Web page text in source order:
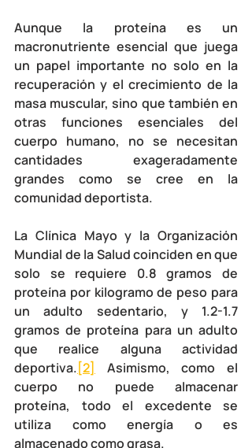
Aunque la proteína es un
macronutriente esencial que juega
un papel importante no solo en la
recuperación y el crecimiento de la
masa muscular, sino que también en
otras funciones esenciales del
cuerpo humano, no se necesitan
cantidades exageradamente
grandes como se cree en la
comunidad deportista.
La Clínica Mayo y la Organización
Mundial de la Salud coinciden en que
solo se requiere 0.8 gramos de
proteína por kilogramo de peso para
un adulto sedentario, y 1.2-1.7
gramos de proteína para un adulto
que realice alguna actividad
deportiva.[2]
Asimismo, como el
cuerpo no puede almacenar
proteína, todo el excedente se
utiliza como energía o es
almacenado como grasa.